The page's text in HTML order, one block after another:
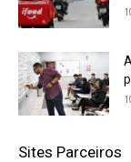
Sites Parceiros